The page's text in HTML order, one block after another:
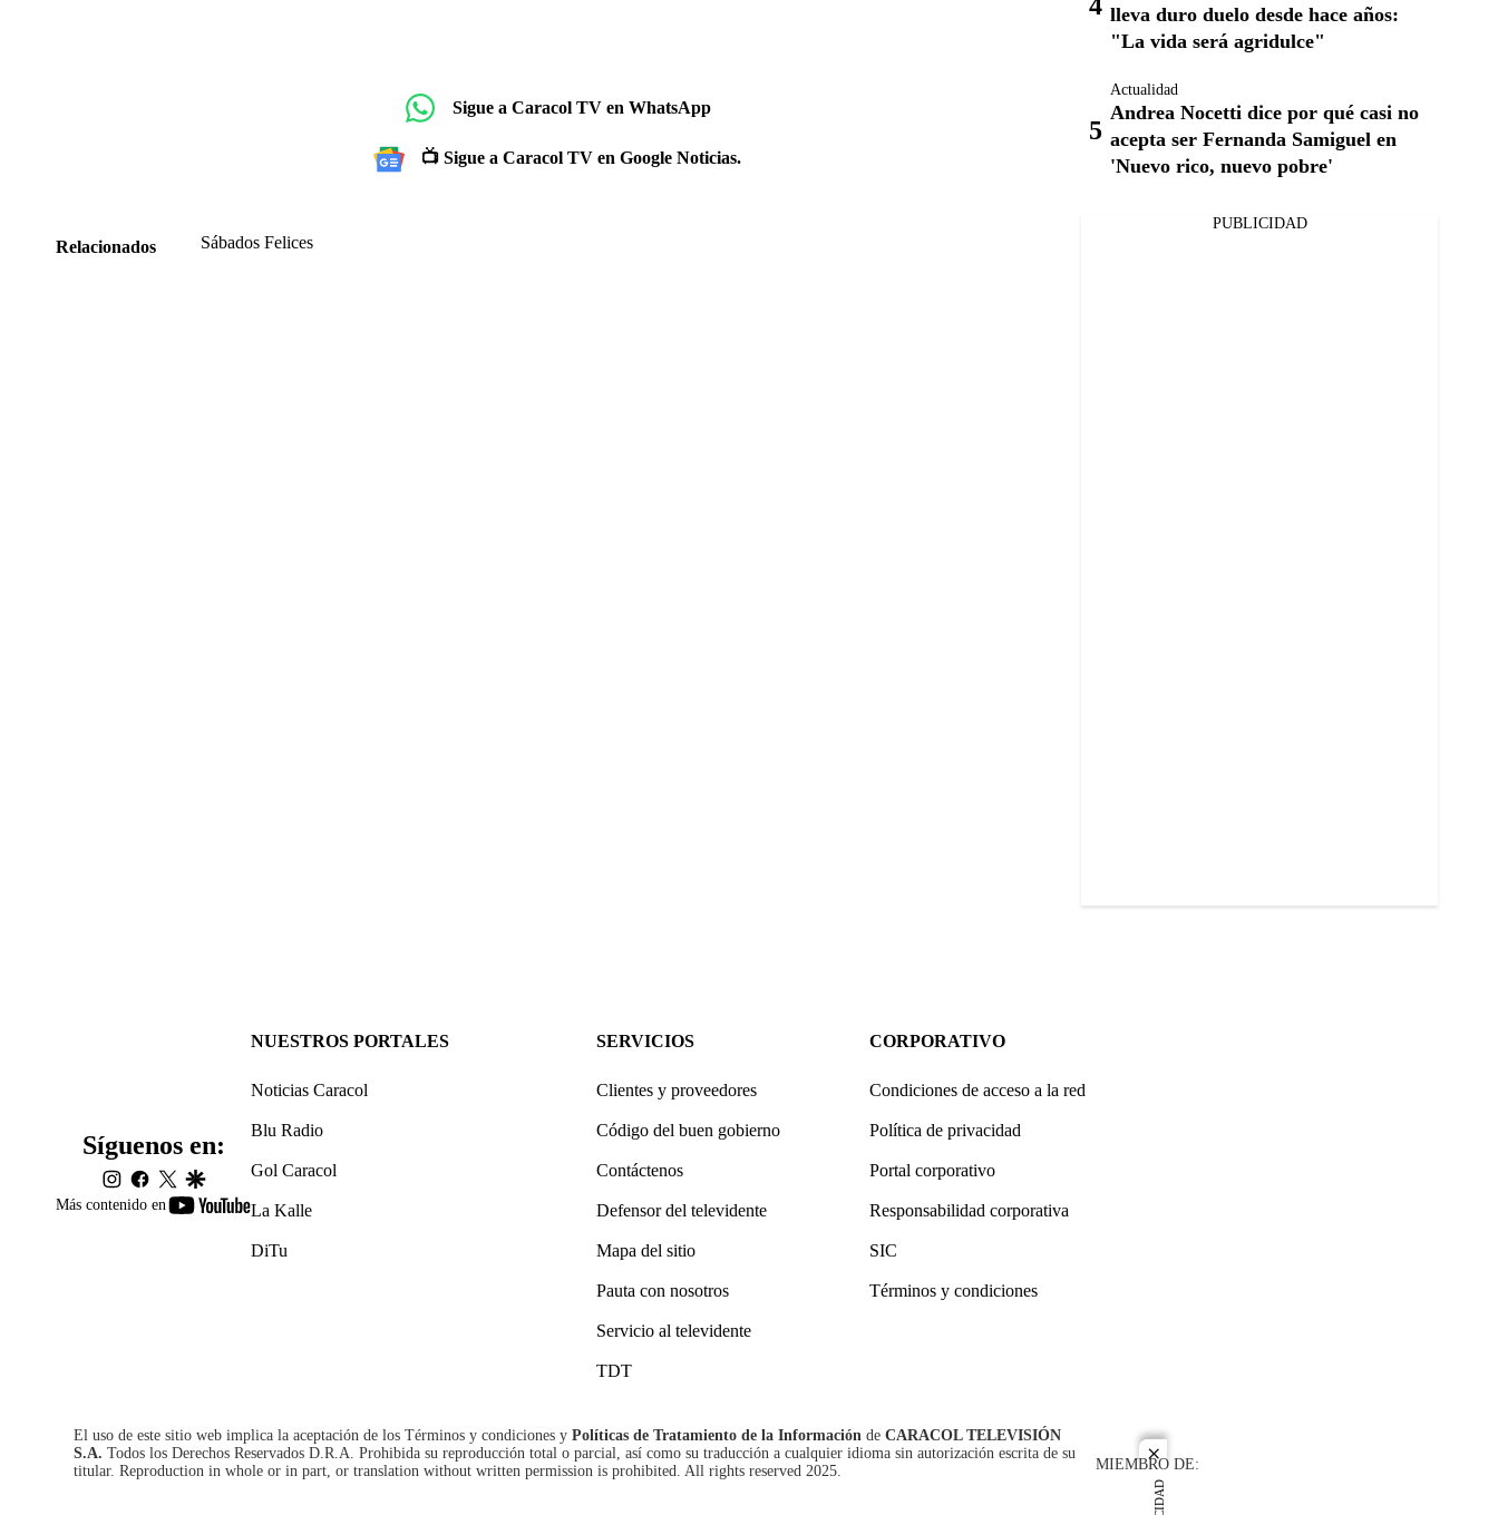
close
Sigue a Caracol TV en WhatsApp
📺 Sigue a Caracol TV en Google Noticias.
Relacionados Sábados Felices
lleva duro duelo desde hace años:
"La vida será agridulce"
Actualidad
Andrea Nocetti dice por qué casi no
acepta ser Fernanda Samiguel en
'Nuevo rico, nuevo pobre'
PUBLICIDAD
Más contenido en
youtube-
Síguenos en:
instagram
facebook
twittergoogle
NUESTROS PORTALES
Noticias Caracol
Blu Radio
Gol Caracol
La Kalle
DiTu
SERVICIOS
Clientes y proveedores
Código del buen gobierno
Contáctenos
Defensor del televidente
Mapa del sitio
Pauta con nosotros
Servicio al televidente
TDT
CORPORATIVO
Condiciones de acceso a la red
Política de privacidad
Portal corporativo
Responsabilidad corporativa
SIC
Términos y condiciones
El uso de este sitio web implica la aceptación de los Términos y condiciones y Políticas de Tratamiento de la Información de CARACOL TELEVISIÓN
S.A. Todos los Derechos Reservados D.R.A. Prohibida su reproducción total o parcial, así como su traducción a cualquier idioma sin autorización escrita de su
titular. Reproduction in whole or in part, or translation without written permission is prohibited. All rights reserved 2025.
MIEMBRO DE: